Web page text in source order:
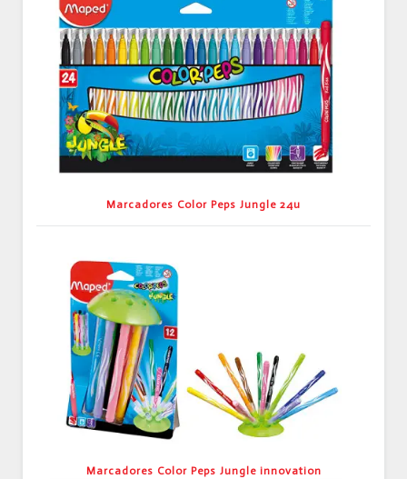
Marcadores Color Peps Jungle 24u
Marcadores Color Peps Jungle innovation